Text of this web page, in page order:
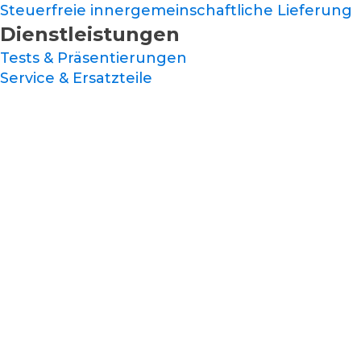
Steuerfreie innergemeinschaftliche Lieferung
Dienstleistungen
Tests & Präsentierungen
Service & Ersatzteile